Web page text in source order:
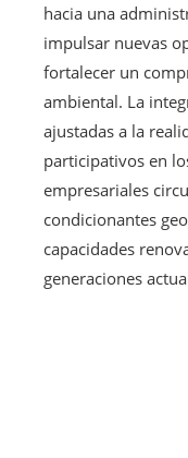
hacia una
impulsar nuevas
fortalecer un
ambiental. La
ajustadas a la
participativos en
empresariales
condicionantes
capacidades
generaciones